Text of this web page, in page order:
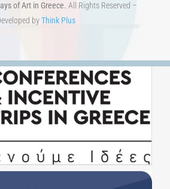
of Art in Greece. All Rights Reserved –
byThink Plus